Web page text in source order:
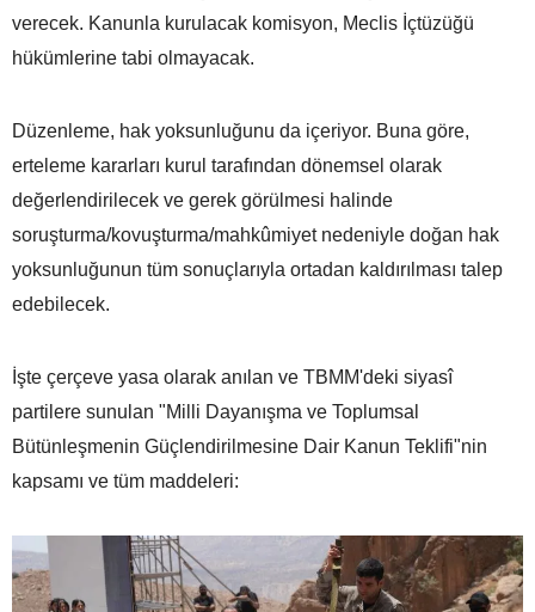
verecek. Kanunla kurulacak komisyon, Meclis İçtüzüğü
hükümlerine tabi olmayacak.
Düzenleme, hak yoksunluğunu da içeriyor. Buna göre,
erteleme kararları kurul tarafından dönemsel olarak
değerlendirilecek ve gerek görülmesi halinde
soruşturma/kovuşturma/mahkûmiyet nedeniyle doğan hak
yoksunluğunun tüm sonuçlarıyla ortadan kaldırılması talep
edebilecek.
İşte çerçeve yasa olarak anılan ve TBMM'deki siyasî
partilere sunulan "Milli Dayanışma ve Toplumsal
Bütünleşmenin Güçlendirilmesine Dair Kanun Teklifi"nin
kapsamı ve tüm maddeleri: